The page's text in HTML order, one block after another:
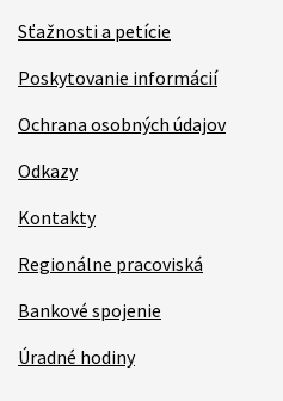
Sťažnosti a petície
Poskytovanie informácií
Ochrana osobných údajov
Odkazy
Kontakty
Regionálne pracoviská
Bankové spojenie
Úradné hodiny